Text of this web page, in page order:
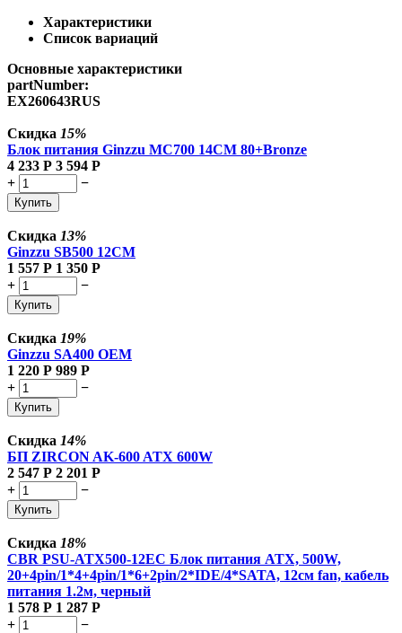
Характеристики
Список вариаций
Основные характеристики
partNumber:
EX260643RUS
Скидка 15%
Блок питания Ginzzu MC700 14CM 80+Bronze
4 233 Р 3 594 Р
+
−
Купить
Скидка 13%
Ginzzu SB500 12CM
1 557 Р 1 350 Р
+
−
Купить
Скидка 19%
Ginzzu SA400 OEM
1 220 Р 989 Р
+
−
Купить
Скидка 14%
БП ZIRCON AK-600 ATX 600W
2 547 Р 2 201 Р
+
−
Купить
Скидка 18%
CBR PSU-ATX500-12EC Блок питания ATX, 500W,
20+4pin/1*4+4pin/1*6+2pin/2*IDE/4*SATA, 12см fan, кабель
питания 1.2м, черный
1 578 Р 1 287 Р
+
−